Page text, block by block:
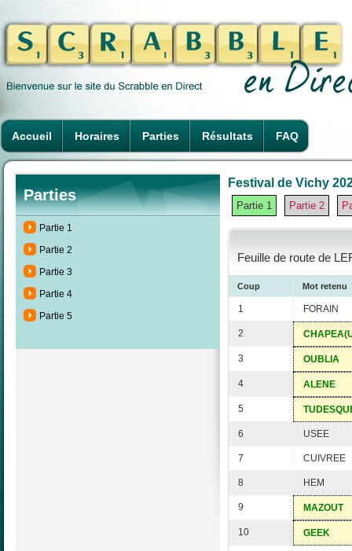
Accueil Horaires Parties Résultats FAQ
Parties
Partie 1
Partie 2
Partie 3
Partie 4
Partie 5
Festival de Vichy
Partie 1 Partie 2
Feuille de route de
Coup Mot retenu
1 FORAIN
2
3 OUBLIA
4 ALENE
5
6 USEE
7 CUIVREE
8 HEM
9 MAZOUT
10 GEEK